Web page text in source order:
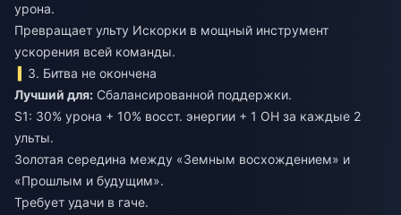
урона.
Превращает ульту Искорки в мощный инструмент
ускорения всей команды.
3. Битва не окончена
Лучший для: Сбалансированной поддержки.
S1: 30% урона + 10% восст. энергии + 1 ОН за каждые 2
ульты.
Золотая середина между «Земным восхождением» и
«Прошлым и будущим».
Требует удачи в гаче.